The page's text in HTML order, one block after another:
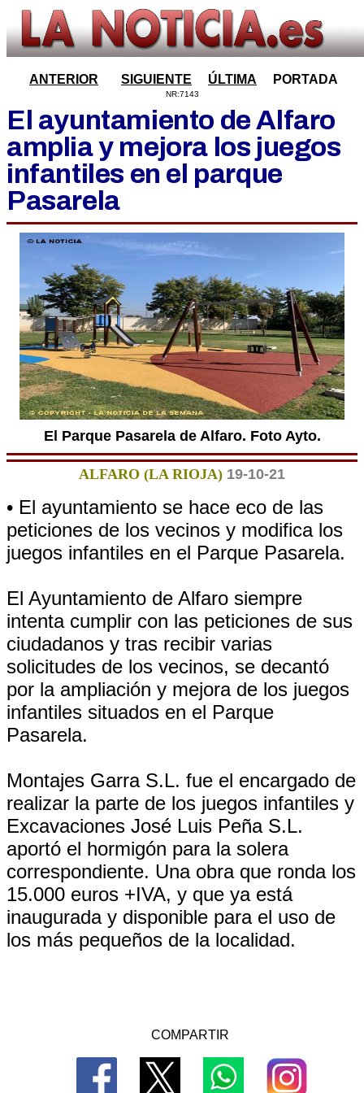
ANTERIOR SIGUIENTE ÚLTIMA PORTADA
NR:7143
El ayuntamiento de Alfaro
amplia y mejora los juegos
infantiles en el parque
Pasarela
El Parque Pasarela de Alfaro. Foto Ayto.
ALFARO (LA RIOJA) 19-10-21
• El ayuntamiento se hace eco de las
peticiones de los vecinos y modifica los
juegos infantiles en el Parque Pasarela.
El Ayuntamiento de Alfaro siempre
intenta cumplir con las peticiones de sus
ciudadanos y tras recibir varias
solicitudes de los vecinos, se decantó
por la ampliación y mejora de los juegos
infantiles situados en el Parque
Pasarela.
Montajes Garra S.L. fue el encargado de
realizar la parte de los juegos infantiles y
Excavaciones José Luis Peña S.L.
aportó el hormigón para la solera
correspondiente. Una obra que ronda los
15.000 euros +IVA, y que ya está
inaugurada y disponible para el uso de
los más pequeños de la localidad.
COMPARTIR